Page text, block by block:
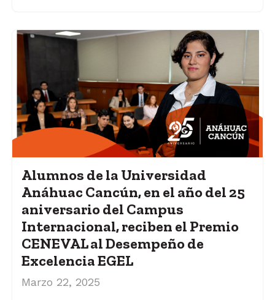
Alumnos de la Universidad
Anáhuac Cancún, en el año del 25
aniversario del Campus
Internacional, reciben el Premio
CENEVAL al Desempeño de
Excelencia EGEL
Marzo 22, 2025